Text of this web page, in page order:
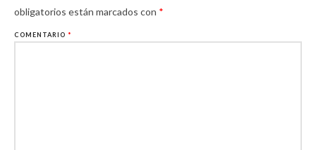
obligatorios están marcados con *
COMENTARIO *